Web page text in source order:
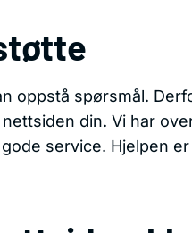
oppstå spørsmål.
din. Vi har
service. Hjelpen